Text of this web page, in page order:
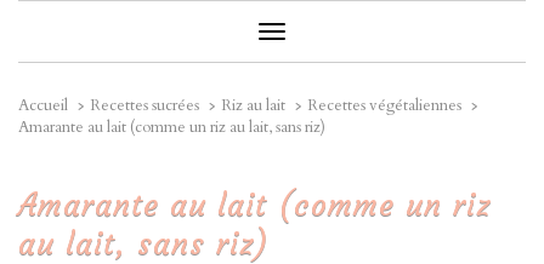
Toggle
Navigation
Accueil Recettes sucrées Riz au lait
Recettes végétaliennes
Amarante au lait (comme un riz au lait, sans riz)
Amarante au lait (comme un riz
au lait, sans riz)